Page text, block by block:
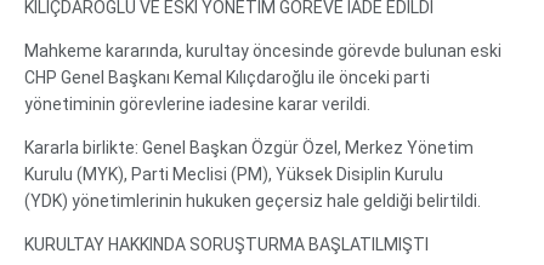
KILIÇDAROĞLU VE ESKİ YÖNETİM GÖREVE İADE EDİLDİ
Mahkeme kararında, kurultay öncesinde görevde bulunan eski
CHP Genel Başkanı Kemal Kılıçdaroğlu ile önceki parti
yönetiminin görevlerine iadesine karar verildi.
Kararla birlikte: Genel Başkan Özgür Özel, Merkez Yönetim
Kurulu (MYK), Parti Meclisi (PM), Yüksek Disiplin Kurulu
(YDK) yönetimlerinin hukuken geçersiz hale geldiği belirtildi.
KURULTAY HAKKINDA SORUŞTURMA BAŞLATILMIŞTI